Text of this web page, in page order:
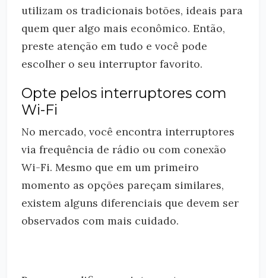
utilizam os tradicionais botões, ideais para
quem quer algo mais econômico. Então,
preste atenção em tudo e você pode
escolher o seu interruptor favorito.
Opte pelos interruptores com
Wi-Fi
No mercado, você encontra interruptores
via frequência de rádio ou com conexão
Wi-Fi. Mesmo que em um primeiro
momento as opções pareçam similares,
existem alguns diferenciais que devem ser
observados com mais cuidado.